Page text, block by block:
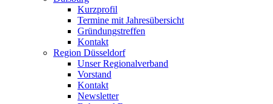
Kurzprofil
Termine mit Jahresübersicht
Gründungstreffen
Kontakt
Region Düsseldorf
Unser Regionalverband
Vorstand
Kontakt
Newsletter